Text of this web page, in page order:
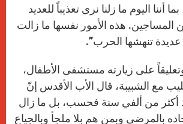
أننا اليوم ما زلنا نرى تعذيباً للعديد
هذه الأمور نفسها ما زالت
تنهشها الحرب”.
على زيارته مستشفى الأطفال،
مع الشبيبة، قال الأب الأقدس إنّ
أكثر من ألفي سنة فحسب، بل ما زال
بالمرضى وبمن هم بلا ملجأ وبالجياع